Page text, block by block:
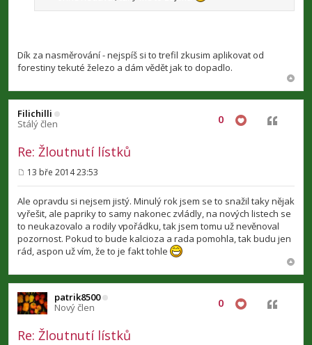
Dík za nasměrování - nejspíš si to trefil zkusim aplikovat od
forestiny tekuté železo a dám vědět jak to dopadlo.
Filichilli
Stálý člen
Re: Žloutnutí lístků
0 Citovat
ř
í
s
p
ě
v
e
k
13 bře 2014 23:53
Ale opravdu si nejsem jistý. Minulý rok jsem se to snažil taky nějak
vyřešit, ale papriky to samy nakonec zvládly, na nových listech se
to neukazovalo a rodily vpořádku, tak jsem tomu už nevěnoval
pozornost. Pokud to bude kalcioza a rada pomohla, tak budu jen
rád, aspon už vím, že to je fakt tohle
patrik8500
Nový člen
Re: Žloutnutí lístků
0 Citovat